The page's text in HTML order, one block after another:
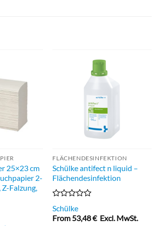
25×23 cm
2-
Falzung,
FLÄCHENDESINFEKTION
Schülke antifect n liquid –
Flächendesinfektion
Bewertet
mit
0
Schülke
From 53,48€ Excl. MwSt.